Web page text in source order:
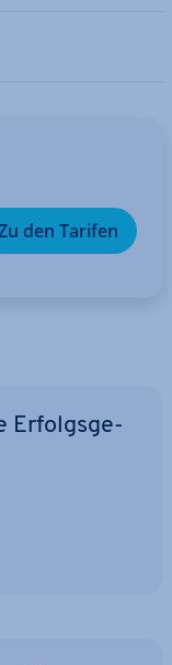
den Tarifen
Er­folgs­ge­